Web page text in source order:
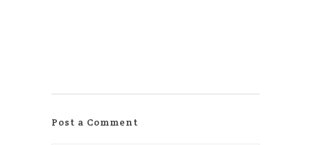
Post a Comment